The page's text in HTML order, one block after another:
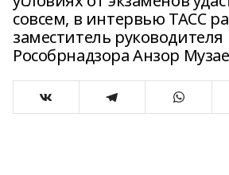
совсем, в интервью ТАСС
заместитель руководителя
Рособрнадзора Анзор